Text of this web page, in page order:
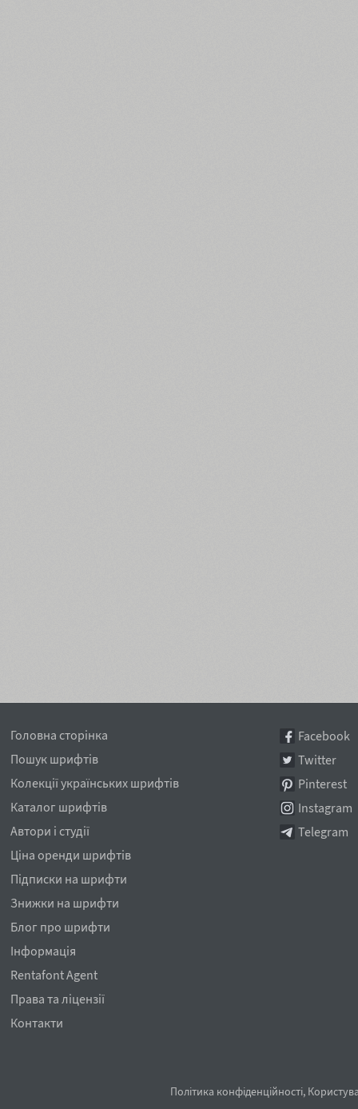
Головна сторінка
Пошук шрифтів
Колекції українських шрифтів
Каталог шрифтів
Автори і студії
Ціна оренди шрифтів
Підписки на шрифти
Знижки на шрифти
Блог про шрифти
Інформація
Rentafont Agent
Права та ліцензії
Контакти
Facebook
Twitter
Pinterest
Instagram
Telegram
Політика конфіденційності,